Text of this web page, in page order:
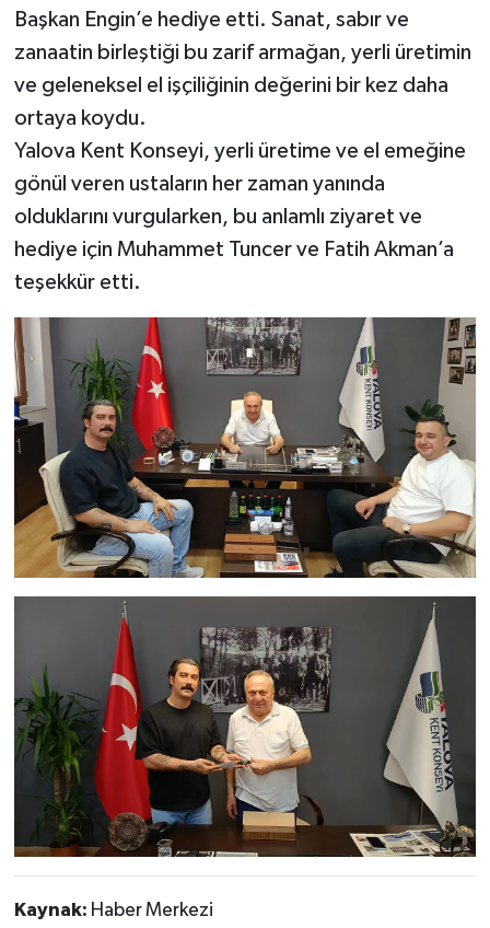
Başkan Engin’e hediye etti. Sanat, sabır ve
zanaatin birleştiği bu zarif armağan, yerli üretimin
ve geleneksel el işçiliğinin değerini bir kez daha
ortaya koydu.
Yalova Kent Konseyi, yerli üretime ve el emeğine
gönül veren ustaların her zaman yanında
olduklarını vurgularken, bu anlamlı ziyaret ve
hediye için Muhammet Tuncer ve Fatih Akman’a
teşekkür etti.
Kaynak: Haber Merkezi